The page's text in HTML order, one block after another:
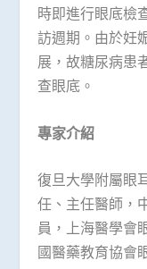
時即進行眼底檢
訪週期。由於妊
展，故糖尿病患
查眼底。
專家介紹
復旦大學附屬眼
任、主任醫師，
員，上海醫學會
國醫藥教育協會